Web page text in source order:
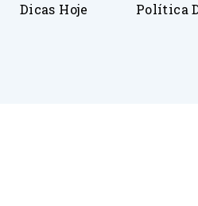
Dicas Hoje Política